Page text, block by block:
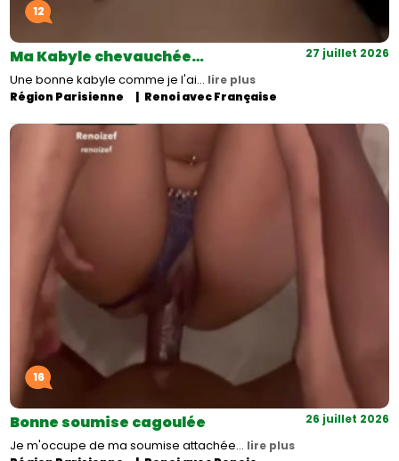
12
Ma Kabyle chevauchée… 27 juillet 2026
Une bonne kabyle comme je l'ai… lire plus
Région Parisienne
Renoi avec Française
16
Bonne soumise cagoulée 26 juillet 2026
Je m'occupe de ma soumise attachée… lire plus